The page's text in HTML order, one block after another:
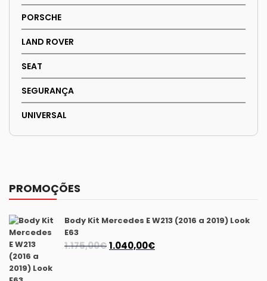
PORSCHE
LAND ROVER
SEAT
SEGURANÇA
UNIVERSAL
PROMOÇÕES
Body Kit Mercedes E W213 (2016 a 2019) Look
E63
1.175,00€O
1.040,00€O